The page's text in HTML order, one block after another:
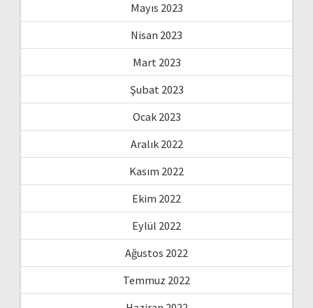
Mayıs 2023
Nisan 2023
Mart 2023
Şubat 2023
Ocak 2023
Aralık 2022
Kasım 2022
Ekim 2022
Eylül 2022
Ağustos 2022
Temmuz 2022